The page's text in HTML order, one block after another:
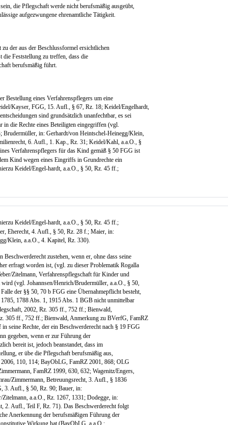
die Pflegschaft werde nicht berufsmäßig ausgeübt,
aufgezwungene ehrenamtliche Tätigkeit.
der aus der Beschlussformel ersichtlichen
die Feststellung zu treffen, dass die
berufsmäßig führt.
Bestellung eines Verfahrenspflegers um eine
Kayser, FGG, 15. Aufl., § 67, Rz. 18; Keidel/Engelhardt,
sind grundsätzlich unanfechtbar, es sei
in die Rechte eines Beteiligten eingegriffen (vgl.
Brudermüller, in: Gerhardt/von Heintschel-Heinegg/Klein,
6. Aufl., 1. Kap., Rz. 31; Keidel/Kahl, a.a.O., §
Verfahrenspflegers für das Kind gemäß § 50 FGG ist
Kind wegen eines Eingriffs in Grundrechte ein
Keidel/Engel-hardt, a.a.O., § 50, Rz. 45 ff.;
Keidel/Engel-hardt, a.a.O., § 50, Rz. 45 ff.;
Eherecht, 4. Aufl., § 50, Rz. 28 f.; Maier, in:
Klein, a.a.O., 4. Kapitel, Rz. 330).
Beschwerderecht zustehen, wenn er, ohne dass seine
erfragt worden ist, (vgl. zu dieser Problematik Rogalla
Zitelmann, Verfahrenspflegschaft für Kinder und
(vgl. Johannsen/Henrich/Brudermüller, a.a.O., § 50,
der §§ 50, 70 b FGG eine Übernahmepflicht besteht,
1788 Abs. 1, 1915 Abs. 1 BGB nicht unmittelbar
2002, Rz. 305 ff., 752 ff.; Bienwald,
305 ff., 752 ff.; Bienwald, Anmerkung zu BVerfG, FamRZ
seine Rechte, der ein Beschwerderecht nach § 19 FGG
gegeben, wenn er zur Führung der
bereit ist, jedoch beanstandet, dass im
er übe die Pflegschaft berufsmäßig aus,
110, 114; BayObLG, FamRZ 2001, 868; OLG
FamRZ 1999, 630, 632; Wagenitz/Engers,
Zimmermann, Betreuungsrecht, 3. Aufl., § 1836
3. Aufl., § 50, Rz. 90; Bauer, in:
Zitelmann, a.a.O., Rz. 1267, 1331; Dodegge, in:
2. Aufl., Teil F, Rz. 71). Das Beschwerderecht folgt
Anerkennung der berufsmäßigen Führung der
Wirkung hat (BayObLG, a.a.O.;